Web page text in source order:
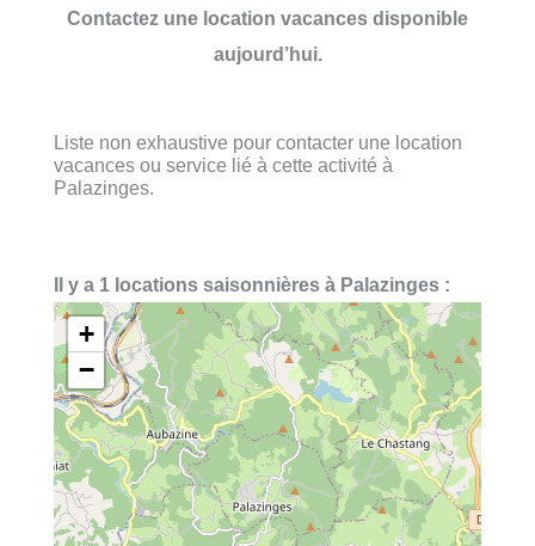
Contactez une location vacances disponible
aujourd’hui.
Liste non exhaustive pour contacter une location
vacances ou service lié à cette activité à
Palazinges.
Il y a 1 locations saisonnières à Palazinges :
+
−